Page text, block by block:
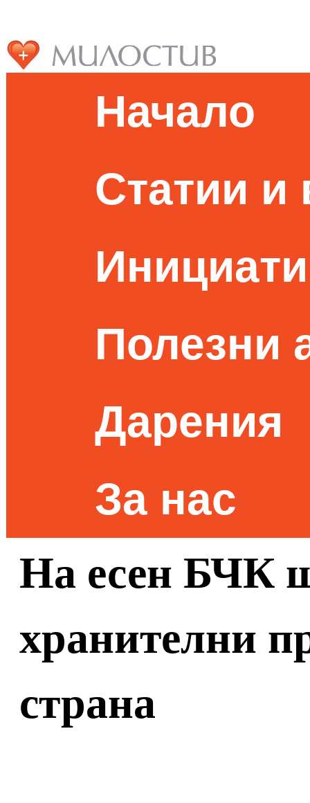
Начало
Статии и
Полезни
Дарения
За нас
На есен БЧК
хранителни
страна